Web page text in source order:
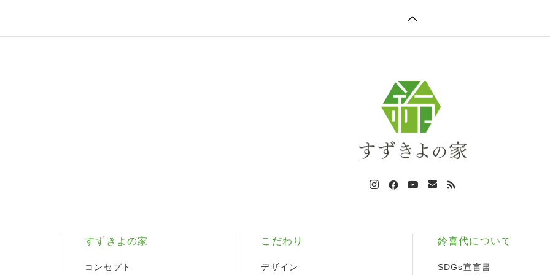
すずきよの家
コンセプト
こだわり
デザイン
鈴喜代について
SDGs宣言書